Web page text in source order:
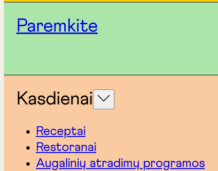
Paremkite
Kasdienai
Receptai
Restoranai
Augalinių atradimų programos